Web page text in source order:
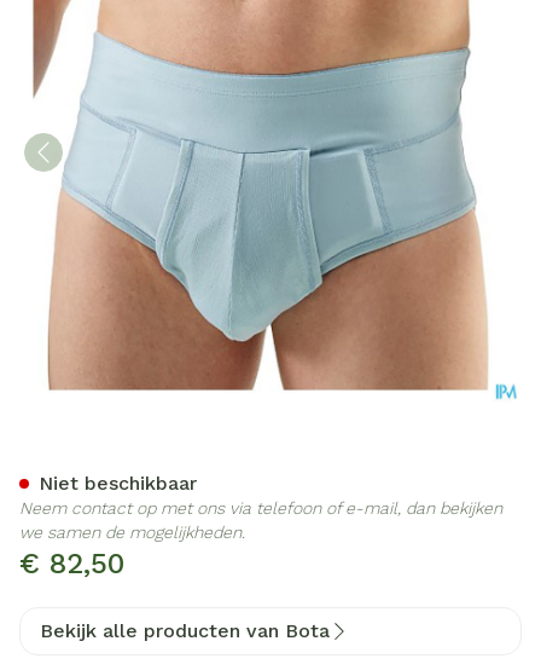
€ 82,50
Niet beschikbaar
Neem contact op met ons via telefoon of e-mail, dan bekijken
we samen de mogelijkheden.
Bekijk alle producten van Bota